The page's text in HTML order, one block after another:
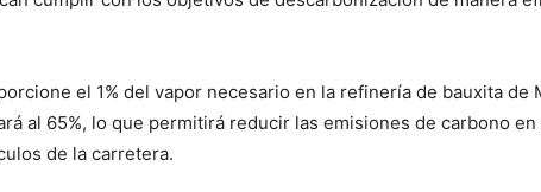
el 1% del vapor necesario en la refinería de bauxita de
al 65%, lo que permitirá reducir las emisiones de carbono
de la carretera.